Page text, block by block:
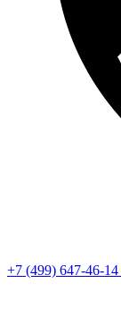
+7 (499) 647-46-14